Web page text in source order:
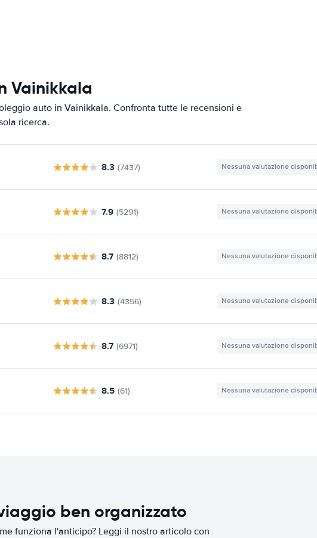
Vainikkala
auto in Vainikkala. Confronta tutte le recensioni e
ricerca.
8.3 (7437) Nessuna valutazione
7.9 (5291) Nessuna valutazione
8.7 (8812) Nessuna valutazione
8.3 (4356) Nessuna valutazione
8.7 (6971) Nessuna valutazione
8.5 (61) Nessuna valutazione
ben organizzato
funziona l'anticipo? Leggi il nostro articolo con